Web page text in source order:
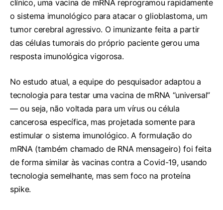
clínico, uma vacina de mRNA reprogramou rapidamente
o sistema imunológico para atacar o glioblastoma, um
tumor cerebral agressivo. O imunizante feita a partir
das células tumorais do próprio paciente gerou uma
resposta imunológica vigorosa.
No estudo atual, a equipe do pesquisador adaptou a
tecnologia para testar uma vacina de mRNA “universal”
— ou seja, não voltada para um vírus ou célula
cancerosa específica, mas projetada somente para
estimular o sistema imunológico. A formulação do
mRNA (também chamado de RNA mensageiro) foi feita
de forma similar às vacinas contra a Covid-19, usando
tecnologia semelhante, mas sem foco na proteína
spike.